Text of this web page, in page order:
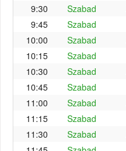
9:30
Szabad
9:45
Szabad
10:00
Szabad
10:15
Szabad
10:30
Szabad
10:45
Szabad
11:00
Szabad
11:15
Szabad
11:30
Szabad